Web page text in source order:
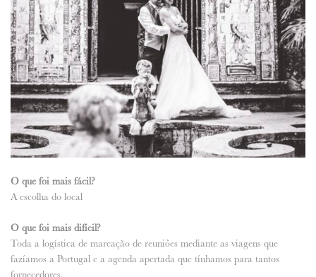
O que foi mais fácil?
A escolha do local
O que foi mais difícil?
Toda a logística de marcação de reuniões mediante as viagens que
fazíamos a Portugal e a agenda apertada que tínhamos para tantos
fornecedores.